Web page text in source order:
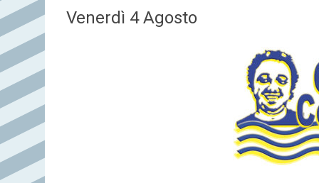
Venerdì 4 Agosto